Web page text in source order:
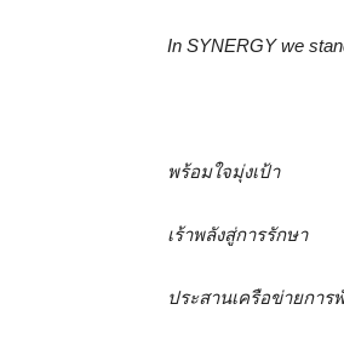
In SYNERGY we
พร้อมใจมุ่งเป้า
เร้าพลังสู่การรักษา
ประสานเครือข่ายกา